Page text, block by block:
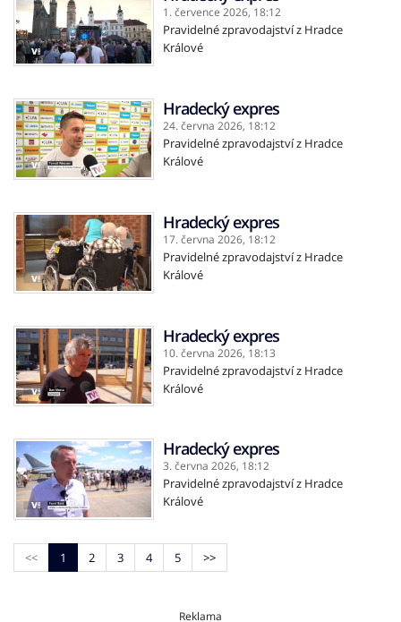
1. července 2026, 18:12
Pravidelné zpravodajství z Hradce
Králové
Hradecký expres
24. června 2026, 18:12
Pravidelné zpravodajství z Hradce
Králové
Hradecký expres
17. června 2026, 18:12
Pravidelné zpravodajství z Hradce
Králové
Hradecký expres
10. června 2026, 18:13
Pravidelné zpravodajství z Hradce
Králové
Hradecký expres
3. června 2026, 18:12
Pravidelné zpravodajství z Hradce
Králové
<< 1 2 3 4 5 >>
Reklama